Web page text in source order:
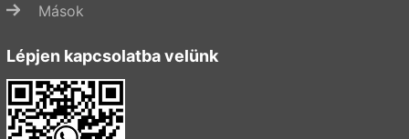
Mások
Lépjen kapcsolatba velünk